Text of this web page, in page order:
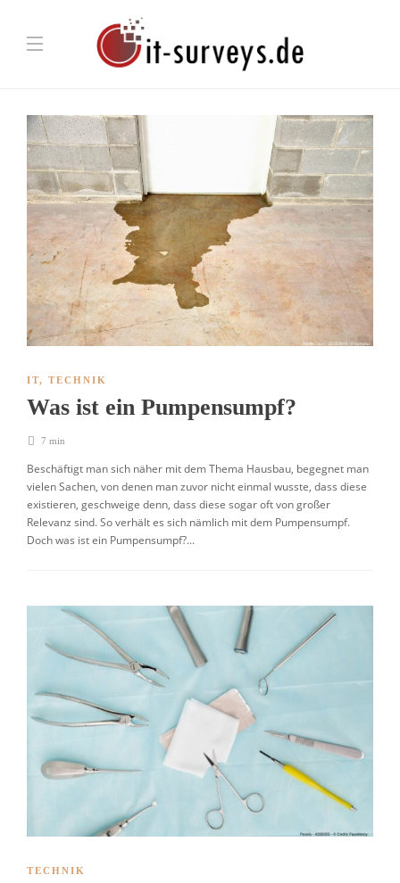
IT, TECHNIK
Was ist ein Pumpensumpf?
7 min
Beschäftigt man sich näher mit dem Thema Hausbau, begegnet man
vielen Sachen, von denen man zuvor nicht einmal wusste, dass diese
existieren, geschweige denn, dass diese sogar oft von großer
Relevanz sind. So verhält es sich nämlich mit dem Pumpensumpf.
Doch was ist ein Pumpensumpf?...
TECHNIK